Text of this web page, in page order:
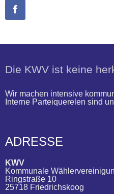
Die KWV ist keine
Wir machen intensive
Interne Parteiquerelen sind
ADRESSE
KWV
Kommunale
Ringstraße 10
25718 Friedrichskoog